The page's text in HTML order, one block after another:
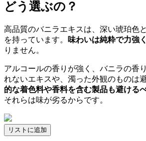
どう選ぶの？
高品質のバニラエキスは、深い琥珀色
を持っています。
味わいは純粋で力強く
りません。
アルコールの香りが強く、バニラの香
れないエキスや、濁った外観のものは
的な着色料や香料を含む製品も避ける
それらは味が劣るからです。
リストに追加